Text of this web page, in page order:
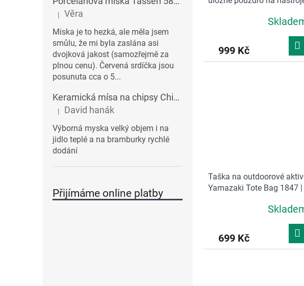
Hodnocení produktu je 3 z 5 hvězdiček.
| Věra
Miska je to hezká, ale měla jsem
smůlu, že mi byla zaslána asi
dvojková jakost (samozřejmě za
plnou cenu). Červená srdíčka jsou
posunuta cca o 5...
Keramická mísa na chipsy Chips BALVI | modrá
Hodnocení produktu je 5 z 5 hvězdiček.
| David hanák
Výborná myska velký objem i na
jidlo teplé a na bramburky rychlé
dodání
Přijímáme online platby
999 Kč
Taška na outdoorové
Yamazaki Tote Bag 1847 |
699 Kč